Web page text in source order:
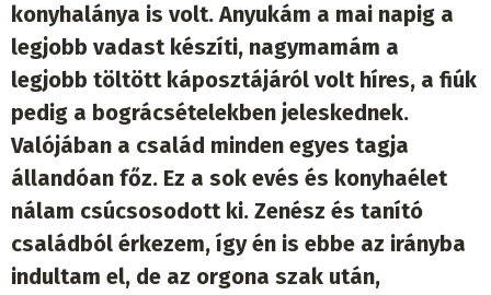
konyhalánya is volt. Anyukám a mai napig a
legjobb vadast készíti, nagymamám a
legjobb töltött káposztájáról volt híres, a fiúk
pedig a bográcsételekben jeleskednek.
Valójában a család minden egyes tagja
állandóan főz. Ez a sok evés és konyhaélet
nálam csúcsosodott ki. Zenész és tanító
családból érkezem, így én is ebbe az irányba
indultam el, de az orgona szak után,